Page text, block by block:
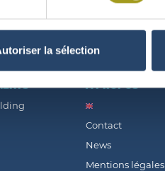
la sélection
À PROPOS
Contact
News
Mentions légales